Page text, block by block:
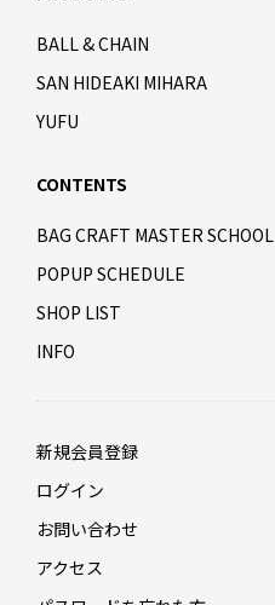
BALL & CHAIN
SAN HIDEAKI MIHARA
YUFU
CONTENTS
BAG CRAFT MASTER SCHOOL
POPUP SCHEDULE
SHOP LIST
INFO
新規会員登録
ログイン
お問い合わせ
アクセス